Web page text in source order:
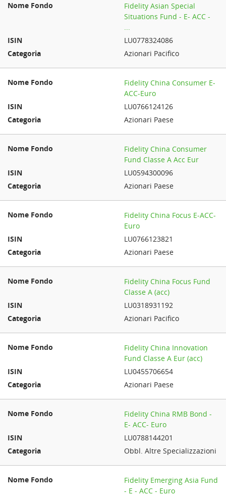
Fidelity Asian Special
Situations Fund - E- ACC -
LU0778324086
Azionari Pacifico
Fidelity China Consumer E-
ACC-Euro
LU0766124126
Azionari Paese
Fidelity China Consumer
Fund Classe A Acc Eur
LU0594300096
Azionari Paese
Fidelity China Focus E-ACC-
Euro
LU0766123821
Azionari Paese
Fidelity China Focus Fund
Classe A (acc)
LU0318931192
Azionari Pacifico
Fidelity China Innovation
Fund Classe A Eur (acc)
LU0455706654
Azionari Paese
Fidelity China RMB Bond -
E- ACC- Euro
LU0788144201
Obbl. Altre Specializzazioni
Fidelity Emerging Asia Fund
- E - ACC - Euro